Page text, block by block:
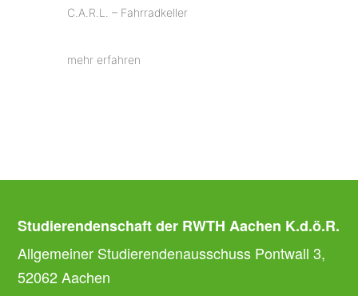
C.A.R.L. – Fahrradkeller
mehr erfahren
Studierendenschaft der RWTH Aachen K.d.ö.R.
Allgemeiner Studierendenausschuss Pontwall 3,
52062 Aachen